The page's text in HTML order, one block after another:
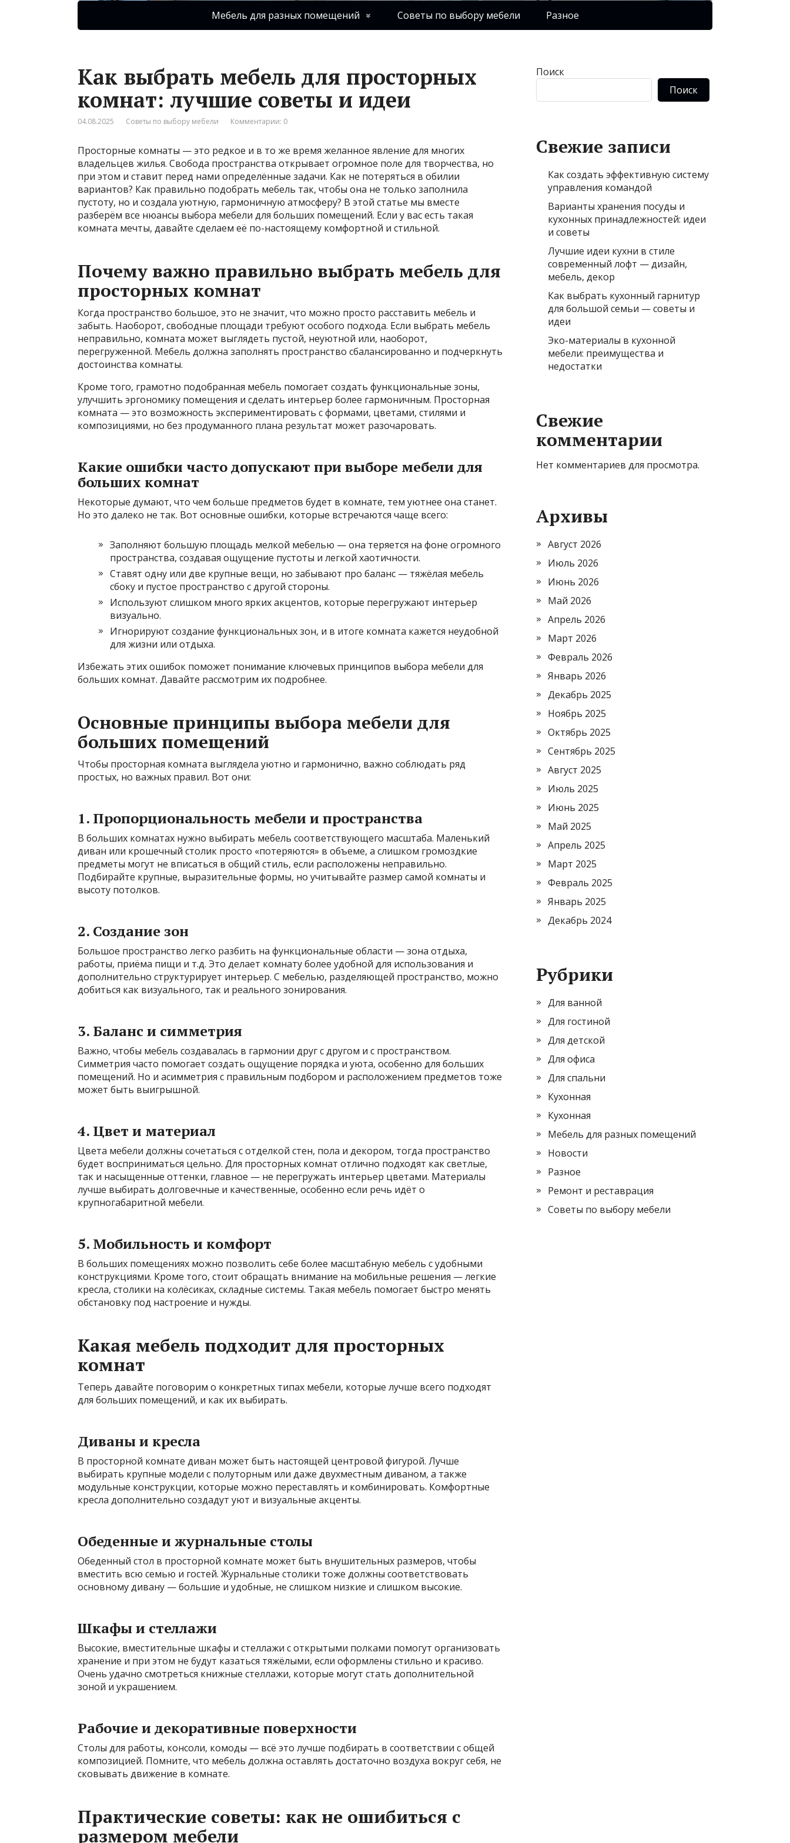
Мебель для разных помещений Советы по выбору мебели Разное
Как выбрать мебель для просторных
комнат: лучшие советы и идеи
04.08.2025 Советы по выбору мебели Комментарии: 0
Просторные комнаты — это редкое и в то же время желанное явление для многих
владельцев жилья. Свобода пространства открывает огромное поле для творчества, но
при этом и ставит перед нами определённые задачи. Как не потеряться в обилии
вариантов? Как правильно подобрать мебель так, чтобы она не только заполнила
пустоту, но и создала уютную, гармоничную атмосферу? В этой статье мы вместе
разберём все нюансы выбора мебели для больших помещений. Если у вас есть такая
комната мечты, давайте сделаем её по-настоящему комфортной и стильной.
Почему важно правильно выбрать мебель для
просторных комнат
Когда пространство большое, это не значит, что можно просто расставить мебель и
забыть. Наоборот, свободные площади требуют особого подхода. Если выбрать мебель
неправильно, комната может выглядеть пустой, неуютной или, наоборот,
перегруженной. Мебель должна заполнять пространство сбалансированно и подчеркнуть
достоинства комнаты.
Кроме того, грамотно подобранная мебель помогает создать функциональные зоны,
улучшить эргономику помещения и сделать интерьер более гармоничным. Просторная
комната — это возможность экспериментировать с формами, цветами, стилями и
композициями, но без продуманного плана результат может разочаровать.
Какие ошибки часто допускают при выборе мебели для
больших комнат
Некоторые думают, что чем больше предметов будет в комнате, тем уютнее она станет.
Но это далеко не так. Вот основные ошибки, которые встречаются чаще всего:
Заполняют большую площадь мелкой мебелью — она теряется на фоне огромного
пространства, создавая ощущение пустоты и легкой хаотичности.
Ставят одну или две крупные вещи, но забывают про баланс — тяжёлая мебель
сбоку и пустое пространство с другой стороны.
Используют слишком много ярких акцентов, которые перегружают интерьер
визуально.
Игнорируют создание функциональных зон, и в итоге комната кажется неудобной
для жизни или отдыха.
Избежать этих ошибок поможет понимание ключевых принципов выбора мебели для
больших комнат. Давайте рассмотрим их подробнее.
Основные принципы выбора мебели для
больших помещений
Чтобы просторная комната выглядела уютно и гармонично, важно соблюдать ряд
простых, но важных правил. Вот они:
1. Пропорциональность мебели и пространства
В больших комнатах нужно выбирать мебель соответствующего масштаба. Маленький
диван или крошечный столик просто «потеряются» в объеме, а слишком громоздкие
предметы могут не вписаться в общий стиль, если расположены неправильно.
Подбирайте крупные, выразительные формы, но учитывайте размер самой комнаты и
высоту потолков.
2. Создание зон
Большое пространство легко разбить на функциональные области — зона отдыха,
работы, приёма пищи и т.д. Это делает комнату более удобной для использования и
дополнительно структурирует интерьер. С мебелью, разделяющей пространство, можно
добиться как визуального, так и реального зонирования.
3. Баланс и симметрия
Важно, чтобы мебель создавалась в гармонии друг с другом и с пространством.
Симметрия часто помогает создать ощущение порядка и уюта, особенно для больших
помещений. Но и асимметрия с правильным подбором и расположением предметов тоже
может быть выигрышной.
4. Цвет и материал
Цвета мебели должны сочетаться с отделкой стен, пола и декором, тогда пространство
будет восприниматься цельно. Для просторных комнат отлично подходят как светлые,
так и насыщенные оттенки, главное — не перегружать интерьер цветами. Материалы
лучше выбирать долговечные и качественные, особенно если речь идёт о
крупногабаритной мебели.
5. Мобильность и комфорт
В больших помещениях можно позволить себе более масштабную мебель с удобными
конструкциями. Кроме того, стоит обращать внимание на мобильные решения — легкие
кресла, столики на колёсиках, складные системы. Такая мебель помогает быстро менять
обстановку под настроение и нужды.
Какая мебель подходит для просторных
комнат
Теперь давайте поговорим о конкретных типах мебели, которые лучше всего подходят
для больших помещений, и как их выбирать.
Диваны и кресла
В просторной комнате диван может быть настоящей центровой фигурой. Лучше
выбирать крупные модели с полуторным или даже двухместным диваном, а также
модульные конструкции, которые можно переставлять и комбинировать. Комфортные
кресла дополнительно создадут уют и визуальные акценты.
Обеденные и журнальные столы
Обеденный стол в просторной комнате может быть внушительных размеров, чтобы
вместить всю семью и гостей. Журнальные столики тоже должны соответствовать
основному дивану — большие и удобные, не слишком низкие и слишком высокие.
Шкафы и стеллажи
Высокие, вместительные шкафы и стеллажи с открытыми полками помогут организовать
хранение и при этом не будут казаться тяжёлыми, если оформлены стильно и красиво.
Очень удачно смотреться книжные стеллажи, которые могут стать дополнительной
зоной и украшением.
Рабочие и декоративные поверхности
Столы для работы, консоли, комоды — всё это лучше подбирать в соответствии с общей
композицией. Помните, что мебель должна оставлять достаточно воздуха вокруг себя, не
сковывать движение в комнате.
Практические советы: как не ошибиться с
размером мебели
Поиск
Поиск
Свежие записи
Как создать эффективную систему
управления командой
Варианты хранения посуды и
кухонных принадлежностей: идеи
и советы
Лучшие идеи кухни в стиле
современный лофт — дизайн,
мебель, декор
Как выбрать кухонный гарнитур
для большой семьи — советы и
идеи
Эко-материалы в кухонной
мебели: преимущества и
недостатки
Свежие
комментарии
Нет комментариев для просмотра.
Архивы
Август 2026
Июль 2026
Июнь 2026
Май 2026
Апрель 2026
Март 2026
Февраль 2026
Январь 2026
Декабрь 2025
Ноябрь 2025
Октябрь 2025
Сентябрь 2025
Август 2025
Июль 2025
Июнь 2025
Май 2025
Апрель 2025
Март 2025
Февраль 2025
Январь 2025
Декабрь 2024
Рубрики
Для ванной
Для гостиной
Для детской
Для офиса
Для спальни
Кухонная
Кухонная
Мебель для разных помещений
Новости
Разное
Ремонт и реставрация
Советы по выбору мебели